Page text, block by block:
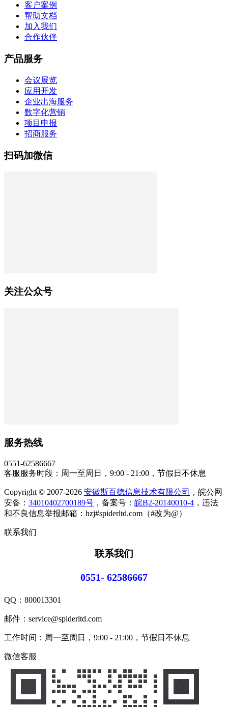
客户案例
帮助文档
加入我们
合作伙伴
产品服务
会议展览
应用开发
企业出海服务
数字化营销
项目申报
招商服务
扫码加微信
关注公众号
服务热线
0551-62586667
客服服务时段：周一至周日，9:00 - 21:00，节假日不休息
Copyright © 2007-2026 安徽斯百德信息技术有限公司
，皖公网
安备： 34010402700189号 ，备案号： 皖B2-20140010-4 ，违法
和不良信息举报邮箱：hzj#spiderltd.com（#改为@）
联系我们
联系我们
0551- 62586667
QQ： 800013301
邮件：service@spiderltd.com
工作时间：周一至周日，9:00 - 21:00，节假日不休息
微信客服